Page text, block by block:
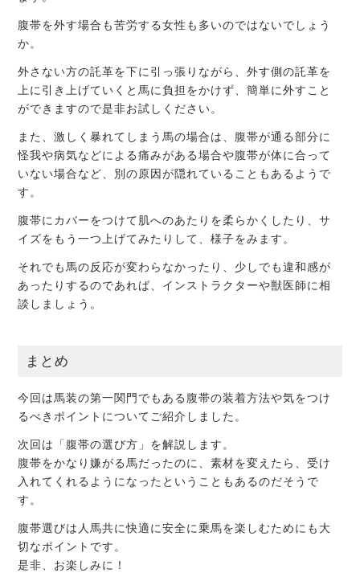
腹帯を外す場合も苦労する女性も多いのではないでしょう
か。
外さない方の託革を下に引っ張りながら、外す側の託革を
上に引き上げていくと馬に負担をかけず、簡単に外すこと
ができますので是非お試しください。
また、激しく暴れてしまう馬の場合は、腹帯が通る部分に
怪我や病気などによる痛みがある場合や腹帯が体に合って
いない場合など、別の原因が隠れていることもあるようで
す。
腹帯にカバーをつけて肌へのあたりを柔らかくしたり、サ
イズをもう一つ上げてみたりして、様子をみます。
それでも馬の反応が変わらなかったり、少しでも違和感が
あったりするのであれば、インストラクターや獣医師に相
談しましょう。
まとめ
今回は馬装の第一関門でもある腹帯の装着方法や気をつけ
るべきポイントについてご紹介しました。
次回は「腹帯の選び方」を解説します。
腹帯をかなり嫌がる馬だったのに、素材を変えたら、受け
入れてくれるようになったということもあるのだそうで
す。
腹帯選びは人馬共に快適に安全に乗馬を楽しむためにも大
切なポイントです。
是非、お楽しみに！